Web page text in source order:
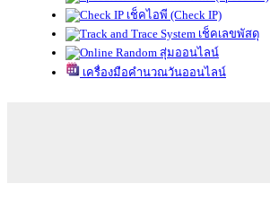
เช็คไอพี (Check IP)
เช็คเลขพัสดุ
สุ่มออนไลน์
เครื่องมือคำนวณวันออนไลน์